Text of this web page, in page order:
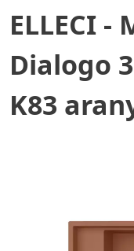
ELLECI
Dialogo
K83